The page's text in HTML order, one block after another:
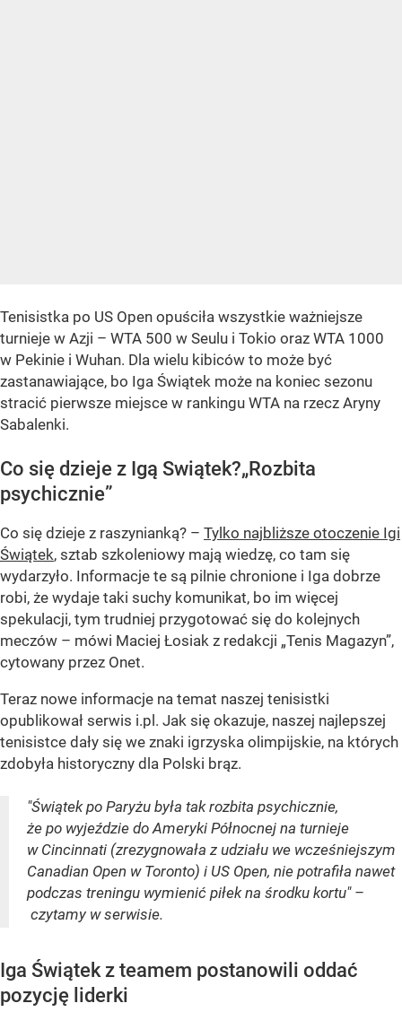
Tenisistka po US Open opuściła wszystkie ważniejsze
turnieje w Azji – WTA 500 w Seulu i Tokio oraz WTA 1000
w Pekinie i Wuhan. Dla wielu kibiców to może być
zastanawiające, bo Iga Świątek może na koniec sezonu
stracić pierwsze miejsce w rankingu WTA na rzecz Aryny
Sabalenki.
Co się dzieje z Igą Swiątek?„Rozbita
psychicznie”
Co się dzieje z raszynianką? – Tylko najbliższe otoczenie Igi
Świątek, sztab szkoleniowy mają wiedzę, co tam się
wydarzyło. Informacje te są pilnie chronione i Iga dobrze
robi, że wydaje taki suchy komunikat, bo im więcej
spekulacji, tym trudniej przygotować się do kolejnych
meczów – mówi Maciej Łosiak z redakcji „Tenis Magazyn”,
cytowany przez Onet.
Teraz nowe informacje na temat naszej tenisistki
opublikował serwis i.pl. Jak się okazuje, naszej najlepszej
tenisistce dały się we znaki igrzyska olimpijskie, na których
zdobyła historyczny dla Polski brąz.
"Świątek po Paryżu była tak rozbita psychicznie,
że po wyjeździe do Ameryki Północnej na turnieje
w Cincinnati (zrezygnowała z udziału we wcześniejszym
Canadian Open w Toronto) i US Open, nie potrafiła nawet
podczas treningu wymienić piłek na środku kortu" –
czytamy w serwisie.
Iga Świątek z teamem postanowili oddać
pozycję liderki